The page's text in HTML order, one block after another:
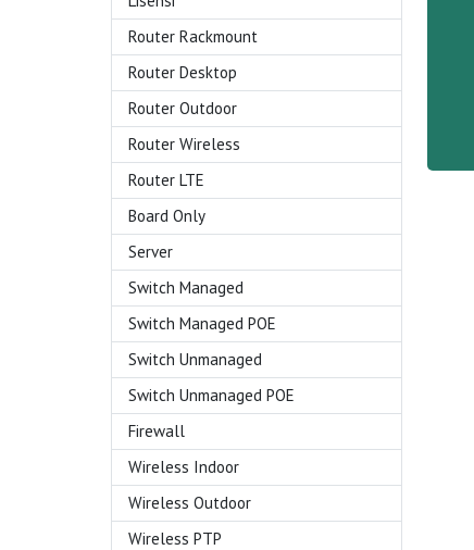
Router Rackmount
Router Desktop
Router Outdoor
Router Wireless
Router LTE
Board Only
Server
Switch Managed
Switch Managed POE
Switch Unmanaged
Switch Unmanaged POE
Firewall
Wireless Indoor
Wireless Outdoor
Wireless PTP